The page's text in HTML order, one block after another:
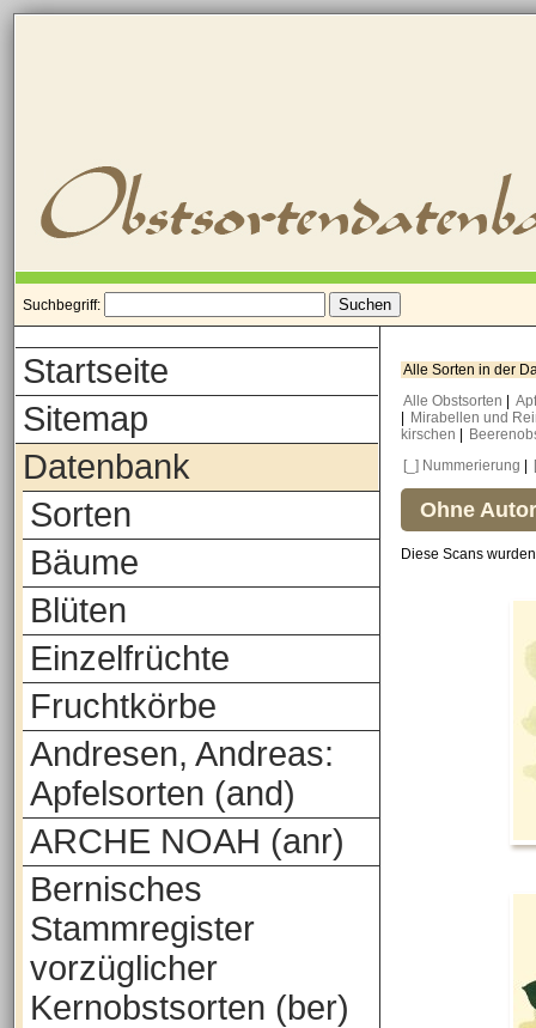
Suchbegriff:
Startseite
Sitemap
Datenbank
Sorten
Bäume
Blüten
Einzelfrüchte
Fruchtkörbe
Andresen, Andreas:
Apfelsorten (and)
ARCHE NOAH (anr)
Bernisches
Stammregister
vorzüglicher
Kernobstsorten (ber)
Alle Sorten in der
Alle Obstsorten
Mirabellen und
kirschen
[_] Nummerierung
Ohne
Diese Scans